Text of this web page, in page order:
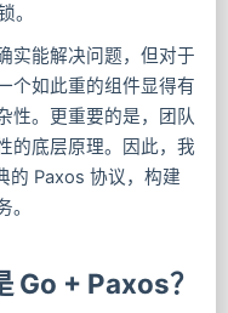
。
实能解决问题，但对于
个如此重的组件显得有
性。更重要的是，团队
的底层原理。因此，我
的 Paxos 协议，构建
Go + Paxos？